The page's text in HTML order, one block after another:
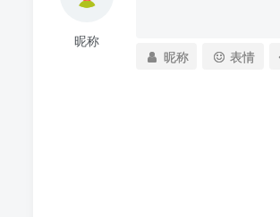
昵称
昵称 表情